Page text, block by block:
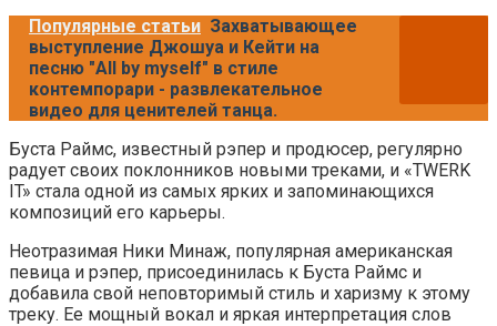
Популярные статьи Захватывающее
выступление Джошуа и Кейти на
песню "All by myself" в стиле
контемпорари - развлекательное
видео для ценителей танца.
Буста Раймс, известный рэпер и продюсер, регулярно
радует своих поклонников новыми треками, и «TWERK
IT» стала одной из самых ярких и запоминающихся
композиций его карьеры.
Неотразимая Ники Минаж, популярная американская
певица и рэпер, присоединилась к Буста Раймс и
добавила свой неповторимый стиль и харизму к этому
треку. Ее мощный вокал и яркая интерпретация слов